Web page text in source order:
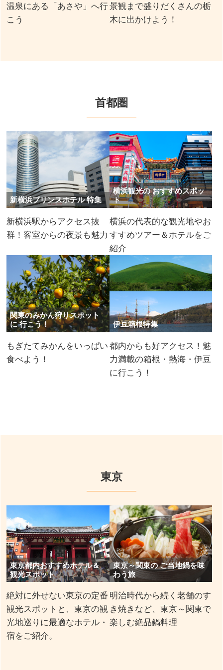
温泉にある「あさや」へ行
こう
景観まで盛りだくさんの栃
木に出かけよう！
首都圏
新横浜プリンスホテル 特集
新横浜駅からアクセス抜
群！客室からの夜景も魅力
横浜観光の おすすめスポッ
ト
横浜の代表的な観光地やお
すすめツアー＆ホテルをご
紹介
関東のみかん狩りスポット
に 行こう！
もぎたてみかんをいっぱい
食べよう！
伊豆箱根特集
都内からも好アクセス！魅
力満載の箱根・熱海・伊豆
に行こう！
東京
東京都内おすすめホテル＆
観光スポット
絶対に外せない東京の定番
観光スポットと、東京の観
光地巡りに最適なホテル・
宿をご紹介。
東京～関東の ご当地鍋を味
わう旅
明治時代から続く老舗のす
き焼きなど、東京～関東で
楽しむ絶品鍋料理